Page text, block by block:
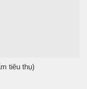
tiêu thụ)